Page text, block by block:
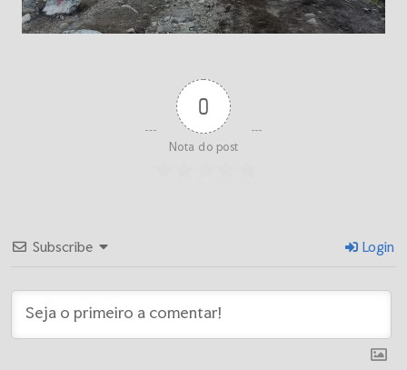
0
Nota do post
Subscribe Login